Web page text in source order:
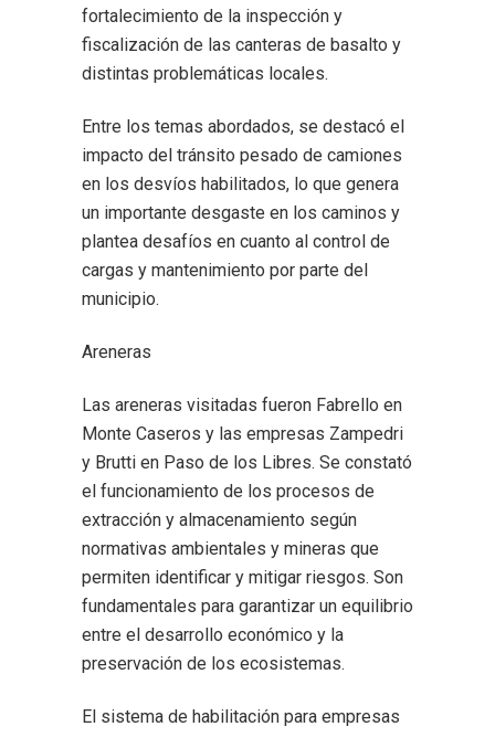
fortalecimiento de la inspección y
fiscalización de las canteras de basalto y
distintas problemáticas locales.
Entre los temas abordados, se destacó el
impacto del tránsito pesado de camiones
en los desvíos habilitados, lo que genera
un importante desgaste en los caminos y
plantea desafíos en cuanto al control de
cargas y mantenimiento por parte del
municipio.
Areneras
Las areneras visitadas fueron Fabrello en
Monte Caseros y las empresas Zampedri
y Brutti en Paso de los Libres. Se constató
el funcionamiento de los procesos de
extracción y almacenamiento según
normativas ambientales y mineras que
permiten identificar y mitigar riesgos. Son
fundamentales para garantizar un equilibrio
entre el desarrollo económico y la
preservación de los ecosistemas.
El sistema de habilitación para empresas